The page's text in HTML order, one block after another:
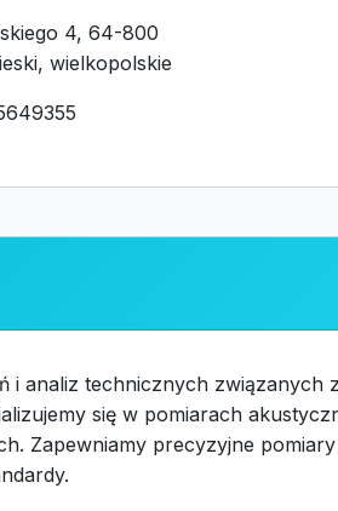
4, 64-800
wielkopolskie
i analiz technicznych związanych
się w pomiarach
Zapewniamy precyzyjne